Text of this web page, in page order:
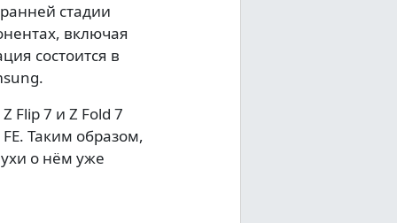
стадии
включая
состоится в
Flip 7 и Z Fold 7
Таким образом,
о нём уже